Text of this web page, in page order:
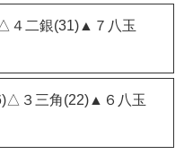
４二銀(31)▲７八玉
３三角(22)▲６八玉